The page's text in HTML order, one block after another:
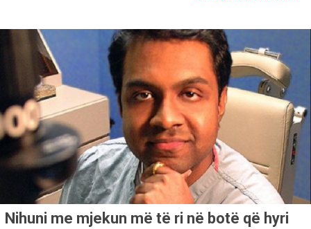
Nihuni me mjekun më të ri në botë që hyri